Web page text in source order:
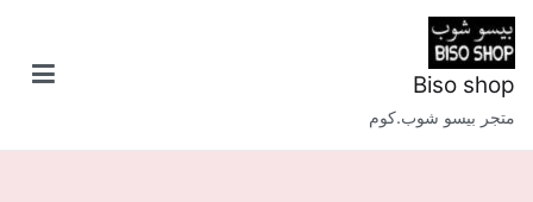
تخطى
إلى
المحتوى
Biso shop
متجر بيسو شوب.كوم